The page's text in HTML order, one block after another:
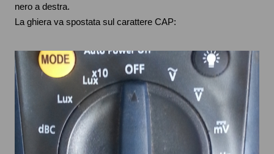
nero a destra.
La ghiera va spostata sul carattere CAP: